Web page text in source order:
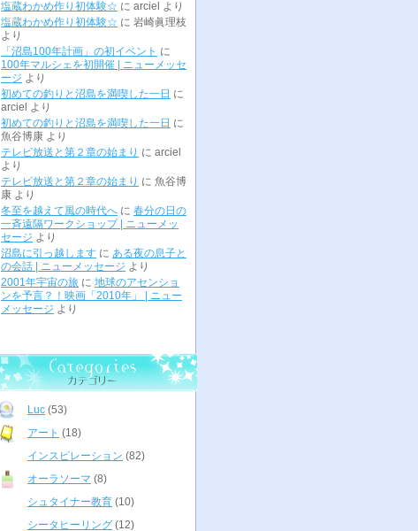
塩蔵わかめ作り初体験☆ に arciel
より
塩蔵わかめ作り初体験☆ に 岩崎眞理枝
より
「沼島100年計画」の初イベント に
100年マルシェを初開催 | ニューメッセ
ージ より
初めての釣りと沼島を満喫した一日 に
arciel
より
初めての釣りと沼島を満喫した一日 に
魚谷博康 より
テレビ放送と第２章の始まり に arciel
より
テレビ放送と第２章の始まり に 魚谷博
康 より
冬至を越えて風の時代へ に 春分の日の
一斉遠隔ワークショップ | ニューメッ
セージ より
沼島に引っ越します に ある夜の息子と
の会話 | ニューメッセージ より
2001年宇宙の旅 に 地球のアセンショ
ンを予言？！映画「2010年」 | ニュー
メッセージ より
Luc (53)
アート (18)
インスピレーション (82)
オーラソーマ (8)
シュタイナー教育 (10)
シータヒーリング (12)